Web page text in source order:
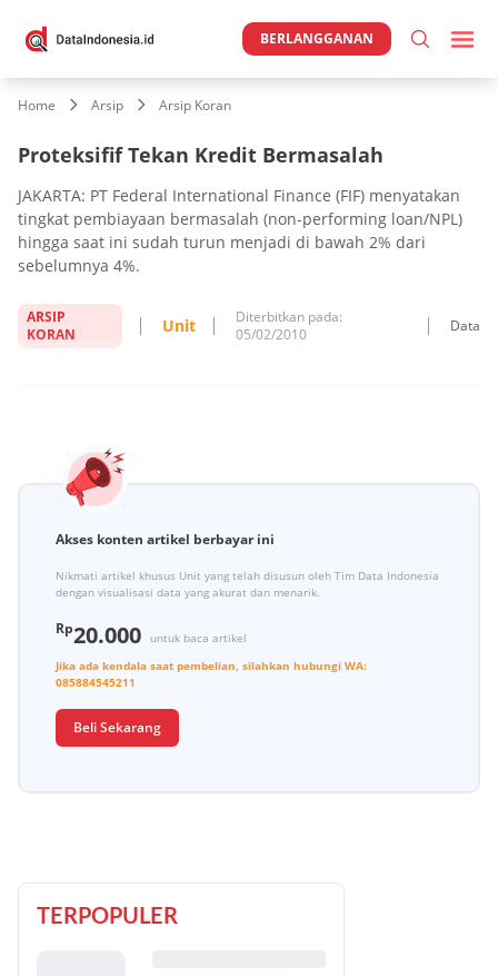
BERLANGGANAN
Home Arsip Arsip Koran
Proteksifif Tekan Kredit Bermasalah
JAKARTA: PT Federal International Finance (FIF) menyatakan
tingkat pembiayaan bermasalah (non-performing loan/NPL)
hingga saat ini sudah turun menjadi di bawah 2% dari
sebelumnya 4%.
ARSIP
KORAN
Unit
Diterbitkan pada:
05/02/2010
Data
Akses konten artikel berbayar ini
Nikmati artikel khusus Unit yang telah disusun oleh Tim Data Indonesia
dengan visualisasi data yang akurat dan menarik.
Rp20.000
untuk baca artikel
Jika ada kendala saat pembelian, silahkan hubungi WA:
085884545211
Beli Sekarang
TERPOPULER